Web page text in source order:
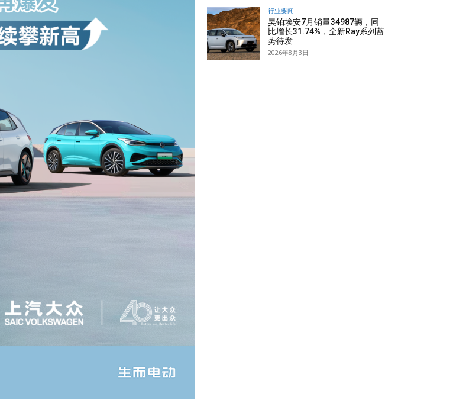
行业要闻
昊铂埃安7月销量34987辆，同
比增长31.74%，全新Ray系列蓄
势待发
2026年8月3日